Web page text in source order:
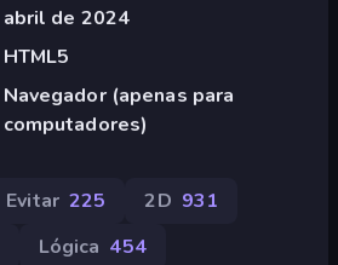
abril de 2024
HTML5
Navegador (apenas para
computadores)
Evitar 225 2D 931
Lógica 454